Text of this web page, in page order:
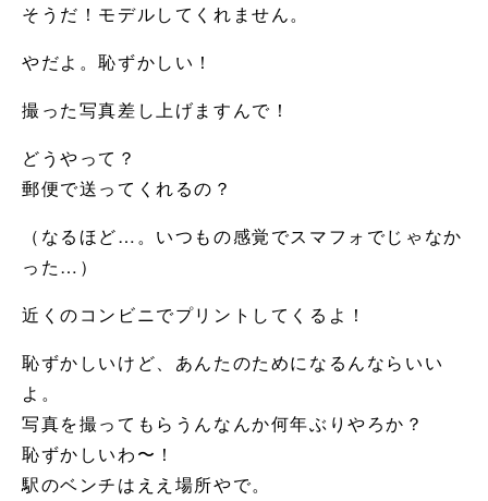
そうだ！モデルしてくれません。
やだよ。恥ずかしい！
撮った写真差し上げますんで！
どうやって？
郵便で送ってくれるの？
（なるほど…。いつもの感覚でスマフォでじゃなか
った…）
近くのコンビニでプリントしてくるよ！
恥ずかしいけど、あんたのためになるんならいい
よ。
写真を撮ってもらうんなんか何年ぶりやろか？
恥ずかしいわ〜！
駅のベンチはええ場所やで。